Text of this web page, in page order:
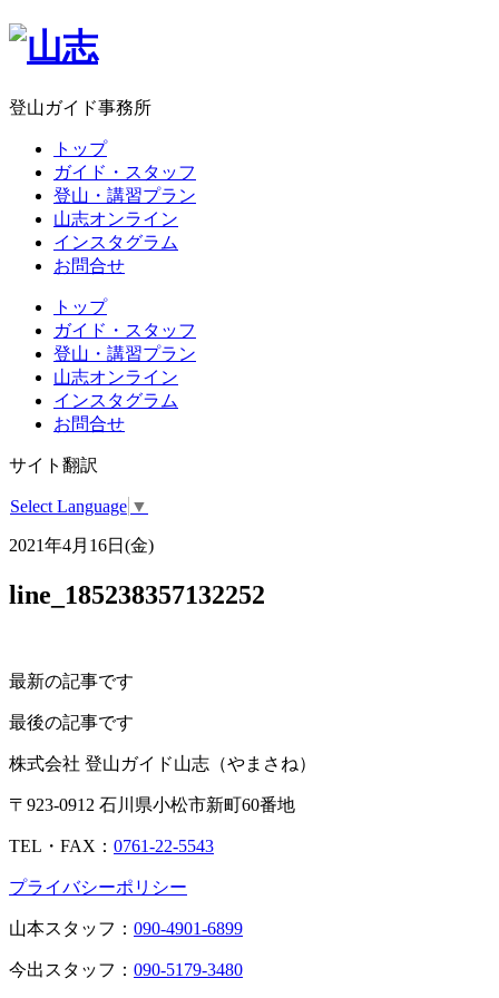
登山ガイド事務所
トップ
ガイド・スタッフ
登山・講習プラン
山志オンライン
インスタグラム
お問合せ
トップ
ガイド・スタッフ
登山・講習プラン
山志オンライン
インスタグラム
お問合せ
サイト翻訳
Select Language ▼
2021年4月16日(金)
line_185238357132252
最新の記事です
最後の記事です
株式会社 登山ガイド山志（やまさね）
〒923-0912 石川県小松市新町60番地
TEL・FAX： 0761-22-5543
プライバシーポリシー
山本スタッフ： 090-4901-6899
今出スタッフ： 090-5179-3480